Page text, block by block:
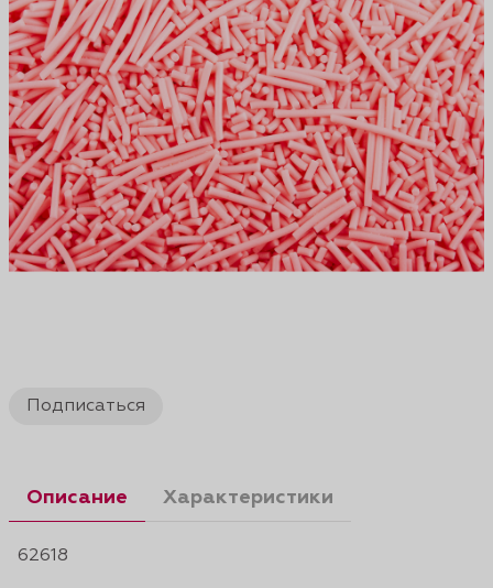
Подписаться
Описание Характеристики
62618